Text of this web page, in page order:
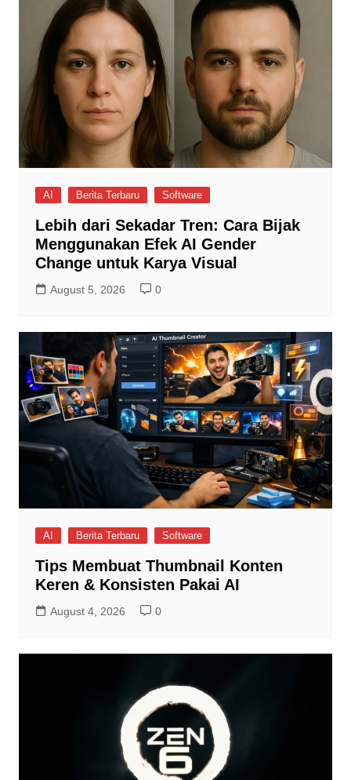
AI Berita Terbaru Software
Lebih dari Sekadar Tren: Cara Bijak
Menggunakan Efek AI Gender
Change untuk Karya Visual
August 5, 2026 0
AI Berita Terbaru Software
Tips Membuat Thumbnail Konten
Keren & Konsisten Pakai AI
August 4, 2026 0